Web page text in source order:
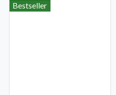
Bestseller